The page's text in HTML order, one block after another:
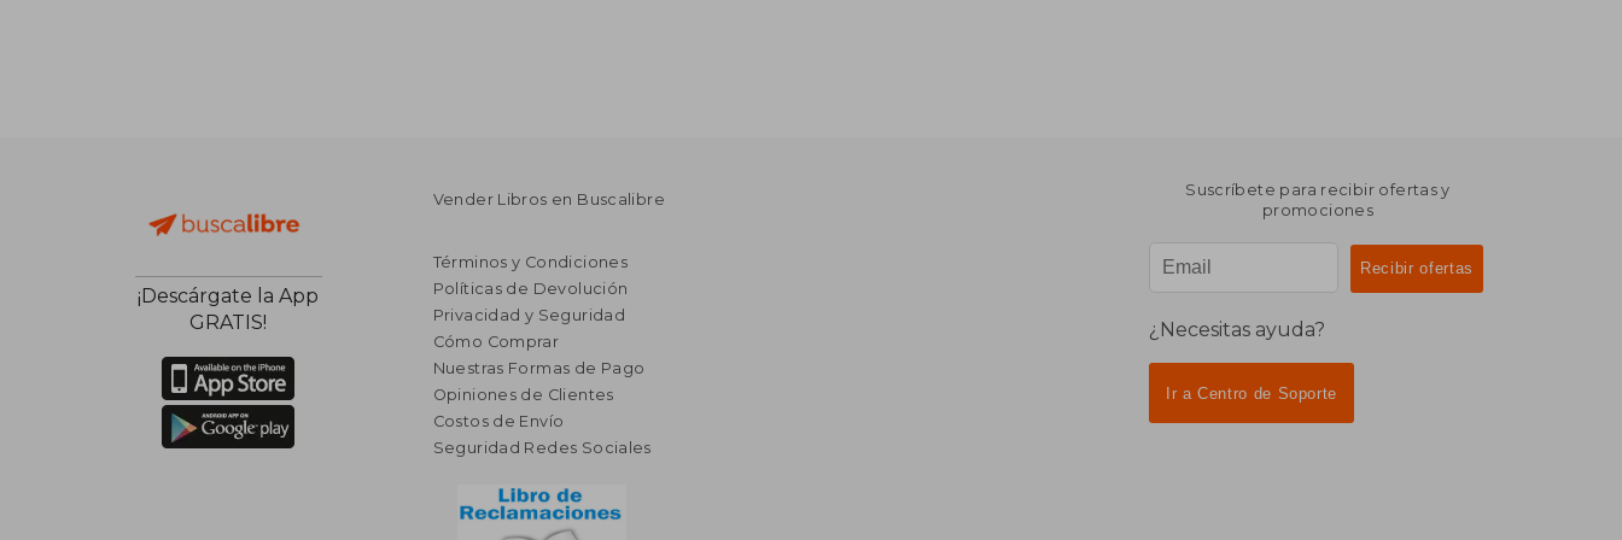
¡Descárgate la App
GRATIS!
Vender Libros en Buscalibre
Términos y Condiciones
Políticas de Devolución
Privacidad y Seguridad
Cómo Comprar
Nuestras Formas de Pago
Opiniones de Clientes
Costos de Envío
Seguridad Redes Sociales
Suscríbete para recibir ofertas y
promociones
¿Necesitas ayuda?
Ir a Centro de Soporte